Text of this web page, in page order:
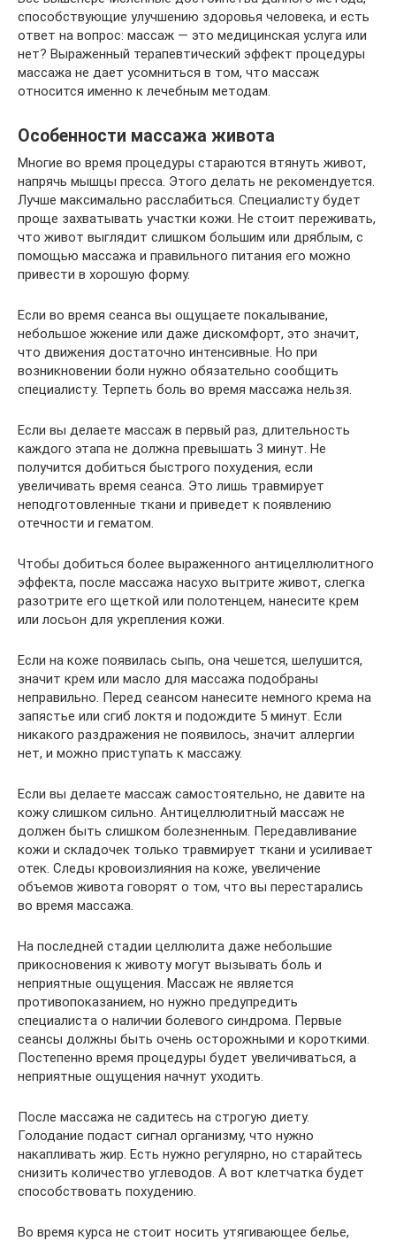
способствующие улучшению здоровья человека, и есть
ответ на вопрос: массаж — это медицинская услуга или
нет? Выраженный терапевтический эффект процедуры
массажа не дает усомниться в том, что массаж
относится именно к лечебным методам.
Особенности массажа живота
Многие во время процедуры стараются втянуть живот,
напрячь мышцы пресса. Этого делать не рекомендуется.
Лучше максимально расслабиться. Специалисту будет
проще захватывать участки кожи. Не стоит переживать,
что живот выглядит слишком большим или дряблым, с
помощью массажа и правильного питания его можно
привести в хорошую форму.
Если во время сеанса вы ощущаете покалывание,
небольшое жжение или даже дискомфорт, это значит,
что движения достаточно интенсивные. Но при
возникновении боли нужно обязательно сообщить
специалисту. Терпеть боль во время массажа нельзя.
Если вы делаете массаж в первый раз, длительность
каждого этапа не должна превышать 3 минут. Не
получится добиться быстрого похудения, если
увеличивать время сеанса. Это лишь травмирует
неподготовленные ткани и приведет к появлению
отечности и гематом.
Чтобы добиться более выраженного антицеллюлитного
эффекта, после массажа насухо вытрите живот, слегка
разотрите его щеткой или полотенцем, нанесите крем
или лосьон для укрепления кожи.
Если на коже появилась сыпь, она чешется, шелушится,
значит крем или масло для массажа подобраны
неправильно. Перед сеансом нанесите немного крема на
запястье или сгиб локтя и подождите 5 минут. Если
никакого раздражения не появилось, значит аллергии
нет, и можно приступать к массажу.
Если вы делаете массаж самостоятельно, не давите на
кожу слишком сильно. Антицеллюлитный массаж не
должен быть слишком болезненным. Передавливание
кожи и складочек только травмирует ткани и усиливает
отек. Следы кровоизлияния на коже, увеличение
объемов живота говорят о том, что вы перестарались
во время массажа.
На последней стадии целлюлита даже небольшие
прикосновения к животу могут вызывать боль и
неприятные ощущения. Массаж не является
противопоказанием, но нужно предупредить
специалиста о наличии болевого синдрома. Первые
сеансы должны быть очень осторожными и короткими.
Постепенно время процедуры будет увеличиваться, а
неприятные ощущения начнут уходить.
После массажа не садитесь на строгую диету.
Голодание подаст сигнал организму, что нужно
накапливать жир. Есть нужно регулярно, но старайтесь
снизить количество углеводов. А вот клетчатка будет
способствовать похудению.
Во время курса не стоит носить утягивающее белье,